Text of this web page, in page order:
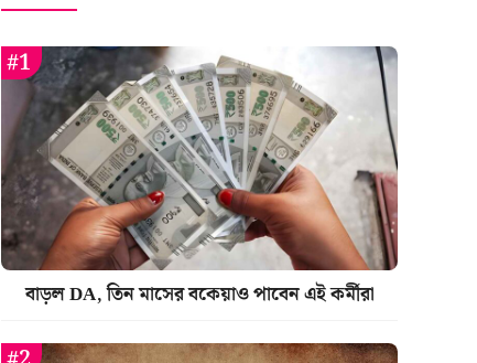
বাড়ল DA, তিন মাসের বকেয়াও পাবেন এই কর্মীরা